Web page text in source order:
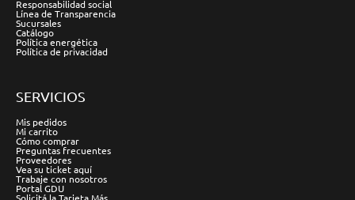
Responsabilidad social
Línea de Transparencia
Sucursales
Catálogo
Política energética
Política de privacidad
SERVICIOS
Mis pedidos
Mi carrito
Cómo comprar
Preguntas frecuentes
Proveedores
Vea su ticket aquí
Trabaje con nosotros
Portal GDU